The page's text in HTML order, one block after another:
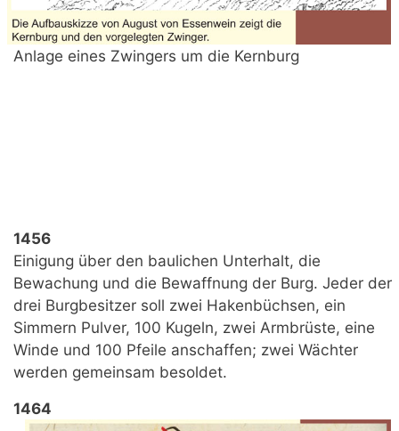
Anlage eines Zwingers um die Kernburg
1456
Einigung über den baulichen Unterhalt, die
Bewachung und die Bewaffnung der Burg. Jeder der
drei Burgbesitzer soll zwei Hakenbüchsen, ein
Simmern Pulver, 100 Kugeln, zwei Armbrüste, eine
Winde und 100 Pfeile anschaffen; zwei Wächter
werden gemeinsam besoldet.
1464